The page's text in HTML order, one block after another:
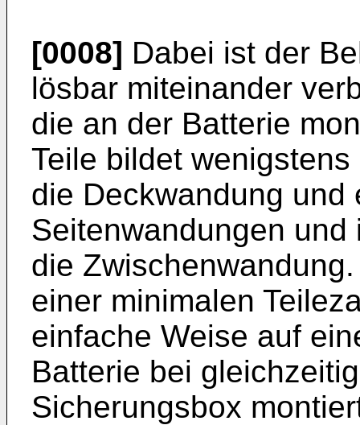
[0008] Dabei ist der
lösbar miteinander
die an der Batterie
Teile bildet
die Deckwandung und
Seitenwandungen
die
einer minimalen
einfache Weise auf
Batterie bei
Sicherungsbox